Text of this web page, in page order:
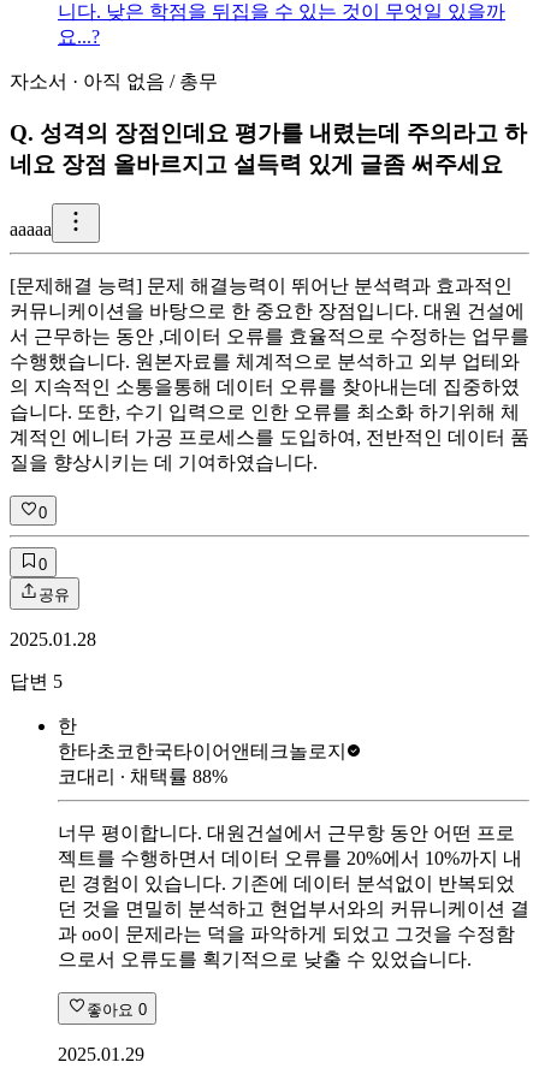
니다. 낮은 학점을 뒤집을 수 있는 것이 무엇일 있을까
요...?
자소서 · 아직 없음 / 총무
Q. 성격의 장점인데요 평가를 내렸는데 주의라고 하
네요 장점 올바르지고 설득력 있게 글좀 써주세요
aaaaa
[문제해결 능력] 문제 해결능력이 뛰어난 분석력과 효과적인
커뮤니케이션을 바탕으로 한 중요한 장점입니다. 대원 건설에
서 근무하는 동안 ,데이터 오류를 효율적으로 수정하는 업무를
수행했습니다. 원본자료를 체계적으로 분석하고 외부 업테와
의 지속적인 소통을통해 데이터 오류를 찾아내는데 집중하였
습니다. 또한, 수기 입력으로 인한 오류를 최소화 하기위해 체
계적인 에니터 가공 프로세스를 도입하여, 전반적인 데이터 품
질을 향상시키는 데 기여하였습니다.
0
0
공유
2025.01.28
답변 5
한
한타초코한국타이어앤테크놀로지
코대리 ∙ 채택률 88%
너무 평이합니다. 대원건설에서 근무항 동안 어떤 프로
젝트를 수행하면서 데이터 오류를 20%에서 10%까지 내
린 경험이 있습니다. 기존에 데이터 분석없이 반복되었
던 것을 면밀히 분석하고 현업부서와의 커뮤니케이션 결
과 oo이 문제라는 덕을 파악하게 되었고 그것을 수정함
으로서 오류도를 획기적으로 낮출 수 있었습니다.
좋아요 0
2025.01.29